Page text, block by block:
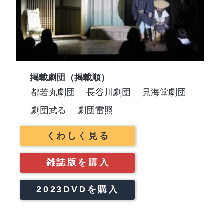
掲載劇団（掲載順）
都若丸劇団
長谷川劇団
見海堂劇団
劇団武る
劇団雷照
くわしく見る
雑誌版を購入
2023DVDを購入